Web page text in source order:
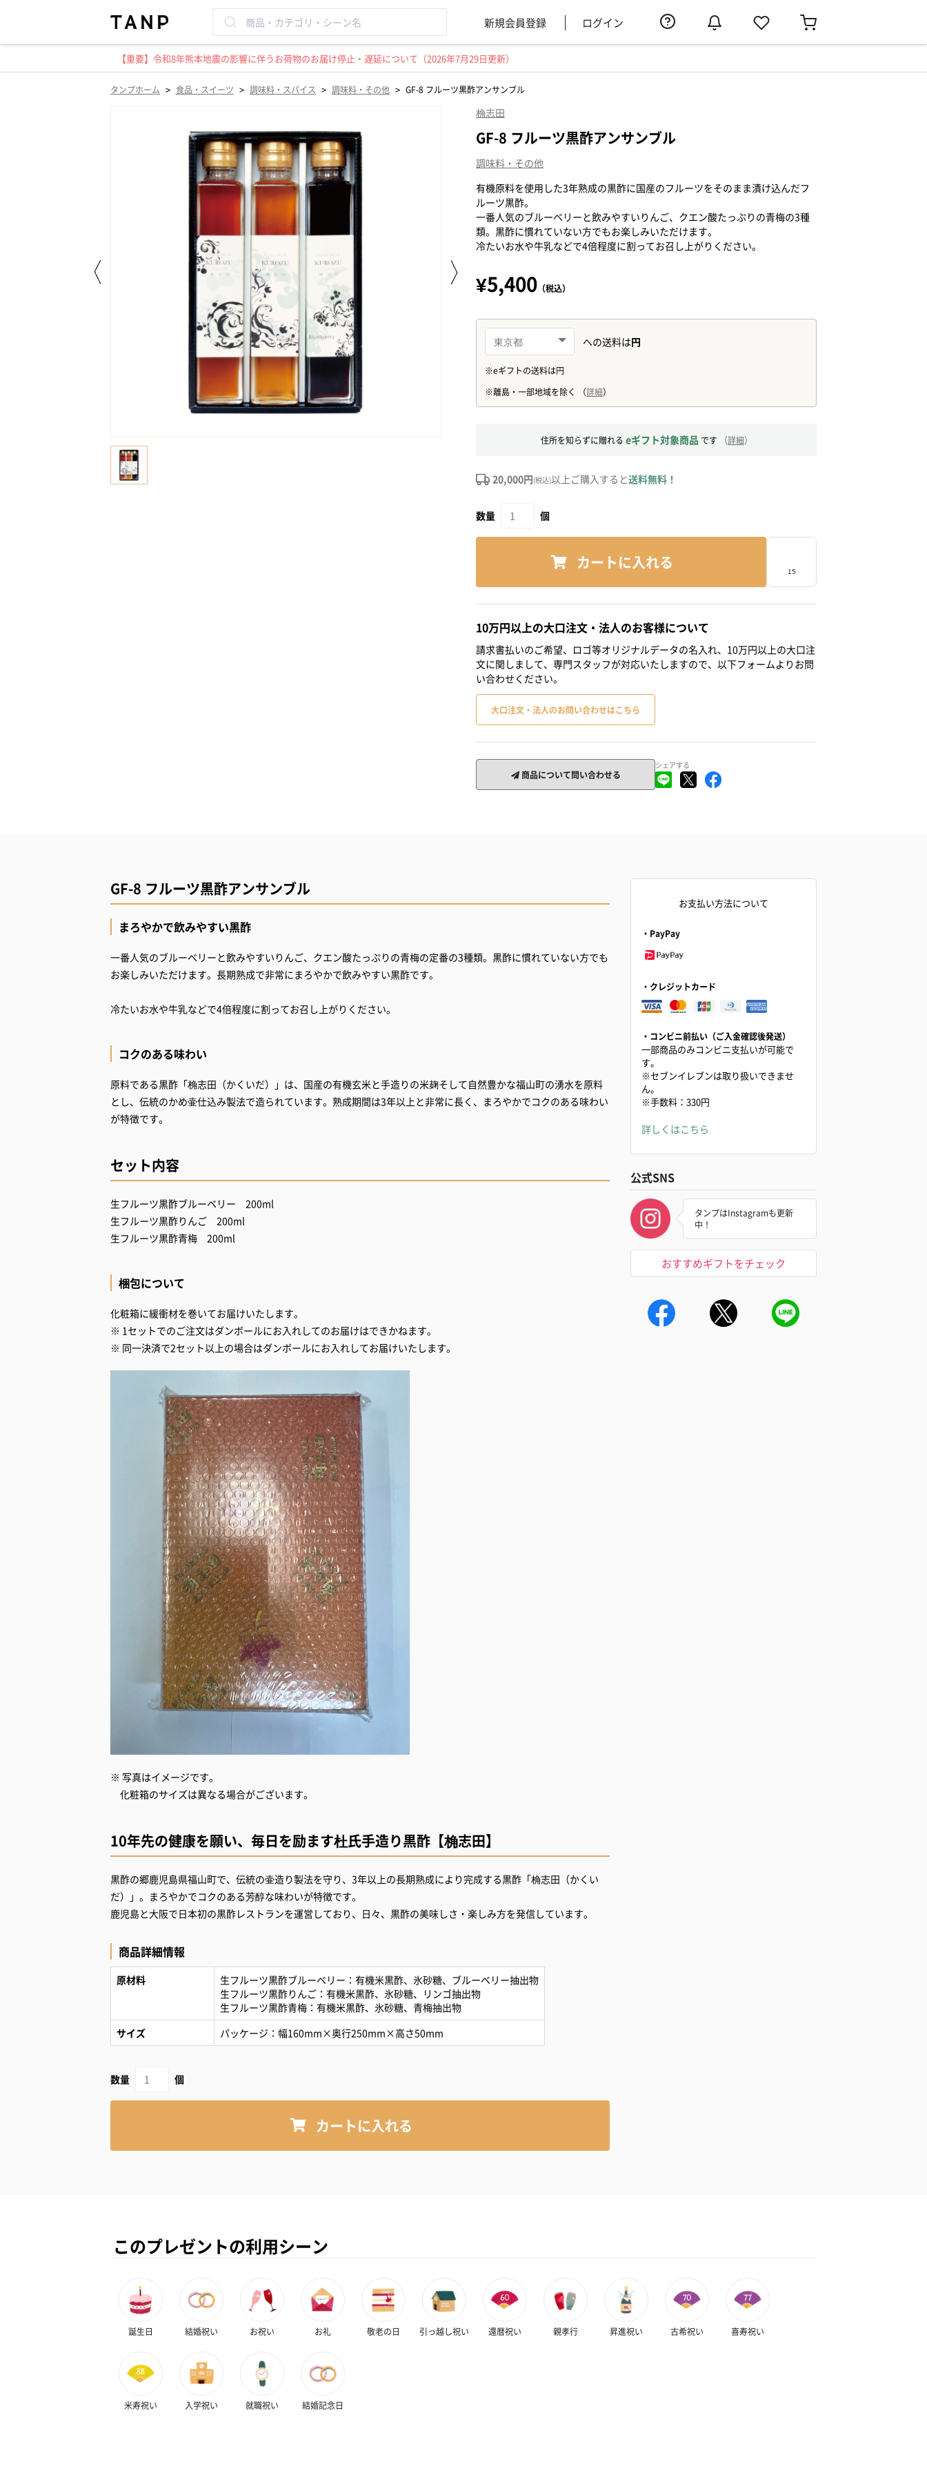
新規会員登録 ログイン
【重要】令和8年熊本地震の影響に伴うお荷物のお届け停止・遅延について（2026年7月29日更新）
タンプホーム > 食品・スイーツ > 調味料・スパイス > 調味料・その他 > GF-8 フルーツ黒酢アンサンブル
桷志田
GF-8 フルーツ黒酢アンサンブル
調味料・その他
有機原料を使用した3年熟成の黒酢に国産のフルーツをそのまま漬け込んだフ
ルーツ黒酢。
一番人気のブルーベリーと飲みやすいりんご、クエン酸たっぷりの青梅の3種
類。黒酢に慣れていない方でもお楽しみいただけます。
冷たいお水や牛乳などで4倍程度に割ってお召し上がりください。
¥5,400 （税込）
住所を知らずに贈れる eギフト対象商品 です （詳細）
20,000円(税込)以上ご購入すると送料無料！
数量 個
カートに入れる
10万円以上の大口注文・法人のお客様について
請求書払いのご希望、ロゴ等オリジナルデータの名入れ、10万円以上の大口注
文に関しまして、専門スタッフが対応いたしますので、以下フォームよりお問
い合わせください。
大口注文・法人のお問い合わせはこちら
商品について問い合わせる
シェアする
GF-8 フルーツ黒酢アンサンブル
まろやかで飲みやすい黒酢
一番人気のブルーベリーと飲みやすいりんご、クエン酸たっぷりの青梅の定番の3種類。黒酢に慣れていない方でも
お楽しみいただけます。長期熟成で非常にまろやかで飲みやすい黒酢です。
冷たいお水や牛乳などで4倍程度に割ってお召し上がりください。
コクのある味わい
原料である黒酢「桷志田（かくいだ）」は、国産の有機玄米と手造りの米麹そして自然豊かな福山町の湧水を原料
とし、伝統のかめ壷仕込み製法で造られています。熟成期間は3年以上と非常に長く、まろやかでコクのある味わい
セット内容
生フルーツ黒酢ブルーベリー 200ml
生フルーツ黒酢りんご 200ml
生フルーツ黒酢青梅 200ml
梱包について
化粧箱に緩衝材を巻いてお届けいたします。
※ 1セットでのご注文はダンボールにお入れしてのお届けはできかねます。
※ 同一決済で2セット以上の場合はダンボールにお入れしてお届けいたします。
※ 写真はイメージです。
化粧箱のサイズは異なる場合がございます。
10年先の健康を願い、毎日を励ます杜氏手造り黒酢【桷志田】
黒酢の郷鹿児島県福山町で、伝統の壷造り製法を守り、3年以上の長期熟成により完成する黒酢「桷志田（かくい
だ）」。まろやかでコクのある芳醇な味わいが特徴です。
鹿児島と大阪で日本初の黒酢レストランを運営しており、日々、黒酢の美味しさ・楽しみ方を発信しています。
商品詳細情報
原材料
生フルーツ黒酢ブルーベリー：有機米黒酢、氷砂糖、ブルーベリー抽出物
生フルーツ黒酢りんご：有機米黒酢、氷砂糖、リンゴ抽出物
生フルーツ黒酢青梅：有機米黒酢、氷砂糖、青梅抽出物
サイズ
パッケージ：幅160mm×奥行250mm×高さ50mm
数量 個
カートに入れる
お支払い方法について
・PayPay
・クレジットカード
・コンビニ前払い（ご入金確認後発送）
一部商品のみコンビニ支払いが可能で
す。
※セブンイレブンは取り扱いできませ
ん。
※手数料：330円
詳しくはこちら
公式SNS
タンプはInstagramも更新
中！
おすすめギフトをチェック
このプレゼントの利用シーン
誕生日 結婚祝い お祝い お礼 敬老の日 引っ越し祝い 還暦祝い 親孝行 昇進祝い 古希祝い 喜寿祝い
米寿祝い 入学祝い 就職祝い 結婚記念日